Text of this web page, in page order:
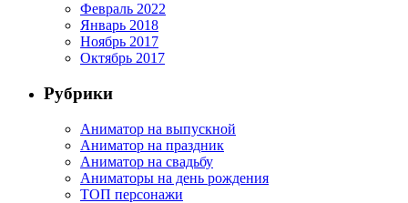
Февраль 2022
Январь 2018
Ноябрь 2017
Октябрь 2017
Рубрики
Аниматор на выпускной
Аниматор на праздник
Аниматор на свадьбу
Аниматоры на день рождения
ТОП персонажи